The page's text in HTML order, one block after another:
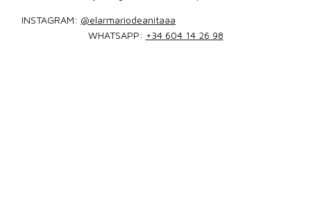
INSTAGRAM: @elarmariodeanitaaa
WHATSAPP: +34 604 14 26 98